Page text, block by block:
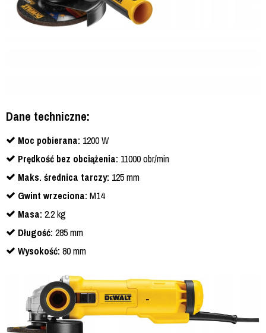
Dane techniczne:
Moc pobierana: 1200 W
Prędkość bez obciążenia: 11000 obr/min
Maks. średnica tarczy: 125 mm
Gwint wrzeciona: M14
Masa: 2.2 kg
Długość: 285 mm
Wysokość: 80 mm